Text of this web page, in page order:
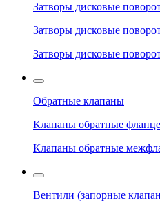
Затворы дисковые
Затворы дисковые
Затворы дисковые
Обратные клапаны
Клапаны обратные
Клапаны обратные
Вентили (запорные